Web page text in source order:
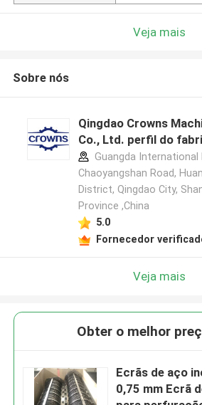
Veja mais
Sobre nós
Qingdao Crowns
Co., Ltd. perfil do
Guangda International
Chaoyangshan Road,
District, Qingdao City,
Province ,China
5.0
Fornecedor
Veja mais
Obter o melhor
Ecrãs de aço
0,75 mm Ecrã